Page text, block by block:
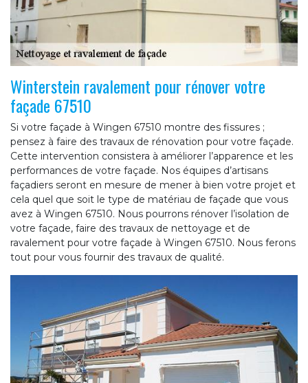
Winterstein ravalement pour rénover votre
façade 67510
Si votre façade à Wingen 67510 montre des fissures ;
pensez à faire des travaux de rénovation pour votre façade.
Cette intervention consistera à améliorer l’apparence et les
performances de votre façade. Nos équipes d’artisans
façadiers seront en mesure de mener à bien votre projet et
cela quel que soit le type de matériau de façade que vous
avez à Wingen 67510. Nous pourrons rénover l’isolation de
votre façade, faire des travaux de nettoyage et de
ravalement pour votre façade à Wingen 67510. Nous ferons
tout pour vous fournir des travaux de qualité.